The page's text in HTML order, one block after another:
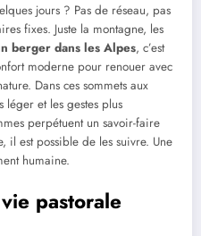
jours ? Pas de réseau, pas
fixes. Juste la montagne, les
berger dans les Alpes, c’est
moderne pour renouer avec
Dans ces sommets aux
léger et les gestes plus
perpétuent un savoir-faire
il est possible de les suivre. Une
humaine.
pastorale